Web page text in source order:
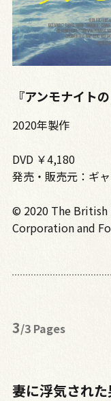
『アンモナイト
2020年製作
DVD ￥4,180
発売・販売元：ギ
© 2020 The
Corporation and
3/3 Pages
妻に浮気され